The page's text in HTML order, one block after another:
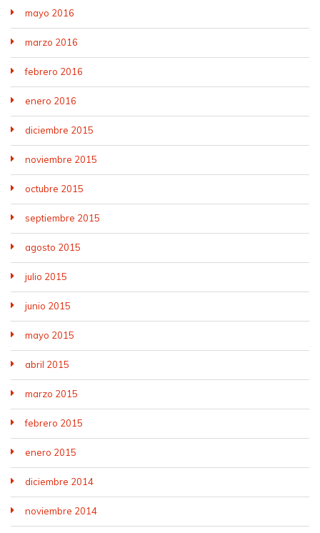
mayo 2016
marzo 2016
febrero 2016
enero 2016
diciembre 2015
noviembre 2015
octubre 2015
septiembre 2015
agosto 2015
julio 2015
junio 2015
mayo 2015
abril 2015
marzo 2015
febrero 2015
enero 2015
diciembre 2014
noviembre 2014